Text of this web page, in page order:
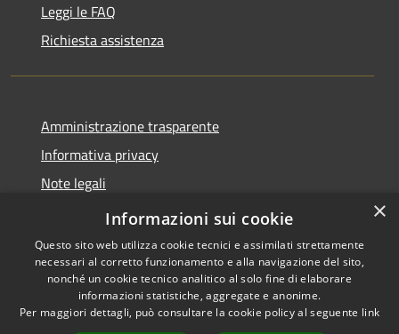
Leggi le FAQ
Richiesta assistenza
Amministrazione trasparente
Informativa privacy
Note legali
Dichiarazione di accessibilità
Accessibilità
Copyright © 2026 • Comune di
Andora • Powered by
×
Informazioni sui cookie
Questo sito web utilizza cookie tecnici e assimilati strettamente
necessari al corretto funzionamento e alla navigazione del sito,
nonché un cookie tecnico analitico al solo fine di elaborare
informazioni statistiche, aggregate e anonime.
Per maggiori dettagli, può consultare la cookie policy al seguente link